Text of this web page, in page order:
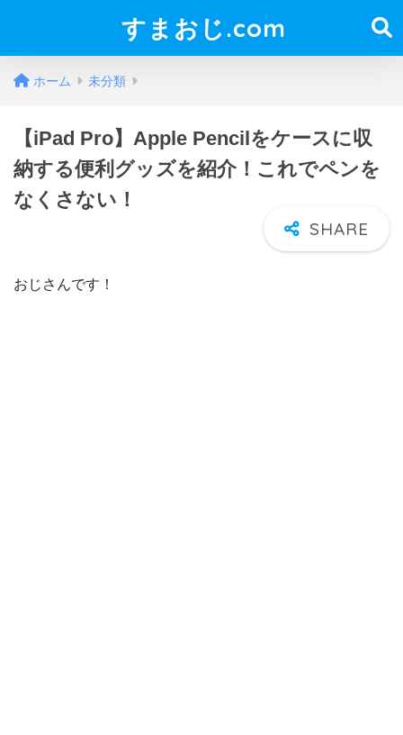
すまおじ.com
ホーム 未分類
【iPad Pro】Apple Pencilをケースに収
納する便利グッズを紹介！これでペンを
なくさない！
おじさんです！